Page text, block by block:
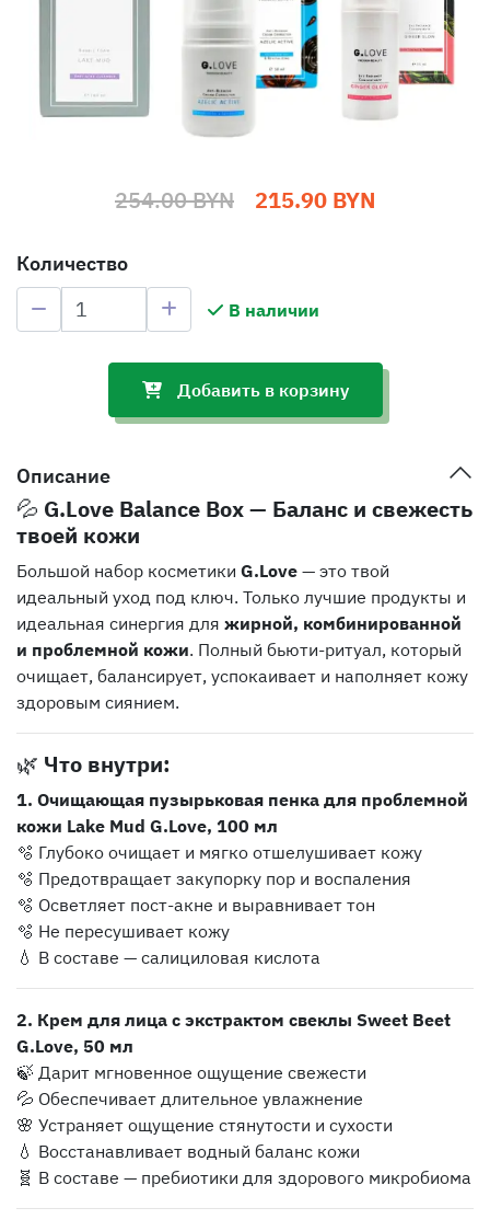
254.00 BYN 215.90 BYN
Количество
В наличии
Добавить в корзину
Описание
💦 G.Love Balance Box — Баланс и свежесть
твоей кожи
Большой набор косметики G.Love — это твой
идеальный уход под ключ. Только лучшие продукты и
идеальная синергия для жирной, комбинированной
и проблемной кожи. Полный бьюти-ритуал, который
очищает, балансирует, успокаивает и наполняет кожу
здоровым сиянием.
🌿 Что внутри:
1. Очищающая пузырьковая пенка для проблемной
кожи Lake Mud G.Love, 100 мл
🫧 Глубоко очищает и мягко отшелушивает кожу
🫧 Предотвращает закупорку пор и воспаления
🫧 Осветляет пост-акне и выравнивает тон
🫧 Не пересушивает кожу
💧 В составе — салициловая кислота
2. Крем для лица с экстрактом свеклы Sweet Beet
G.Love, 50 мл
🍃 Дарит мгновенное ощущение свежести
💦 Обеспечивает длительное увлажнение
🌸 Устраняет ощущение стянутости и сухости
💧 Восстанавливает водный баланс кожи
🧬 В составе — пребиотики для здорового микробиома